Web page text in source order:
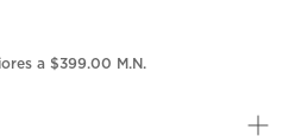
a $399.00 M.N.